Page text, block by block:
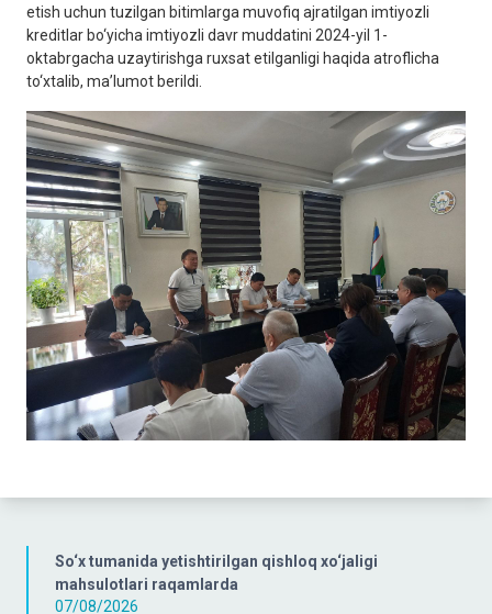
So‘x tumanida yetishtirilgan qishloq xo‘jaligi
mahsulotlari raqamlarda
07/08/2026
etish uchun tuzilgan bitimlarga muvofiq ajratilgan imtiyozli
kreditlar bo‘yicha imtiyozli davr muddatini 2024-yil 1-
oktabrgacha uzaytirishga ruxsat etilganligi haqida atroflicha
to‘xtalib, ma’lumot berildi.